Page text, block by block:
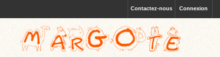
Connexion
Contactez-nous